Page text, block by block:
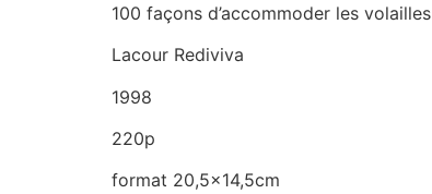
100 façons d’accommoder les volailles
Lacour Rediviva
1998
220p
format 20,5×14,5cm